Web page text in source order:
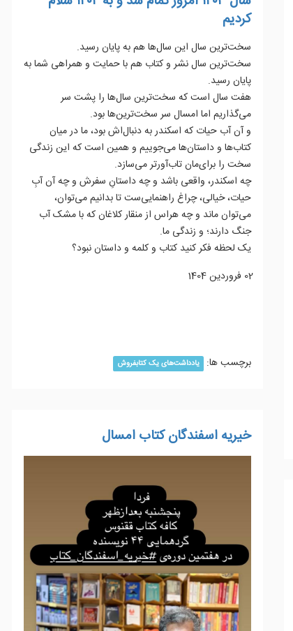
کردیم
سخت‌ترین سال این سال‌ها هم به پایان رسید.
سخت‌ترین سال نشر و کتاب هم با حمایت و همراهی شما به
پایان رسید.
هفت سال است که سخت‌ترین سال‌ها را پشت سر
می‌گذاریم اما امسال سر سخت‌ترین‌ها بود.
و آن آب حیات که اسکندر به دنبال‌اش بود، ما در میان
کتاب‌ها و داستان‌ها می‌جوییم و همین است که این زندگی
سخت را برای‌مان تاب‌آورتر می‌سازد.
چه اسکندر، واقعی باشد و چه داستانِ سفرش و چه آن آبِ
حیات، خیالی، چراغ راهنمایی‌ست تا بدانیم می‌توان،
می‌توان ماند و چه هراس از منقار کلاغان که با مشک آب
جنگ دارند؛ و زندگی ما.
یک لحظه فکر کنید کتاب و کلمه و داستان نبود؟
02 فروردين 1404
برچسب ها: یادداشت‌های یک کتابفروش
خیریه اسفندگان کتاب امسال